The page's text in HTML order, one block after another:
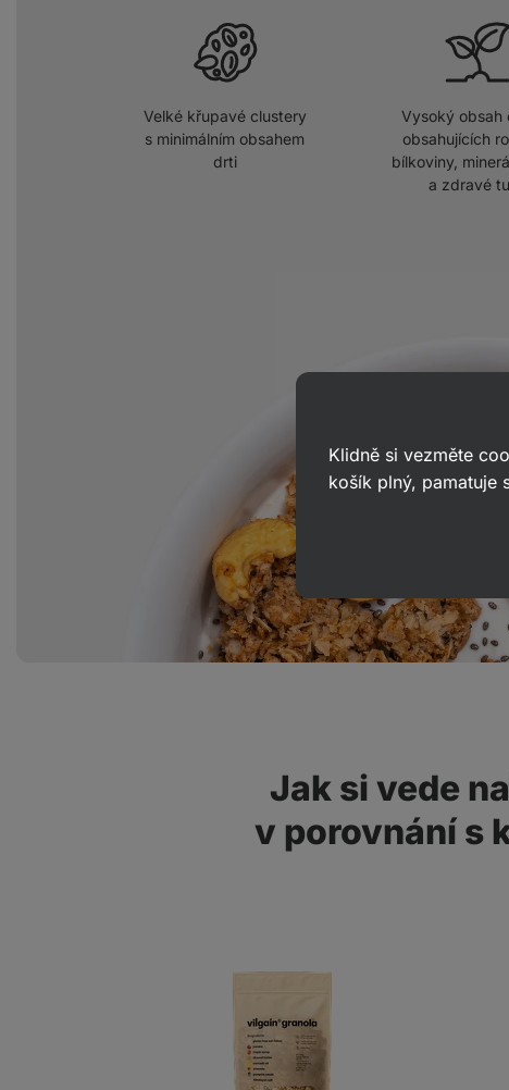
Velké křupavé clustery
s minimálním obsahem
drti
Vysoký obsah
obsahujících
bílkoviny,
a zdravé
Jak si vede
v porovnání s
Klidně si vezměte
košík plný, pamatuje